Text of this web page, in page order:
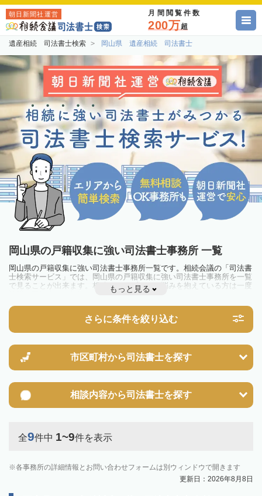
朝日新聞社運営 月間閲覧件数
200万超
遺産相続 司法書士検索 岡山県 遺産相続 司法書士
岡山県の戸籍収集に強い司法書士事務所 一覧
岡山県の戸籍収集に強い司法書士事務所一覧です。相続会議の「司法書
士検索サービス」では、岡山県の戸籍収集に強い司法書士事務所を一覧
で見ることが出来ます。相続のトラブルやお悩みを抱えている方は一度
近隣の司法書士に相談してみましょう。
もっと見る
さらに条件を絞り込む
市区町村から司法書士を探す
相談内容から司法書士を探す
全9件中 1~9件を表示
各事務所の詳細情報とお問い合わせフォームは別ウィンドウで開きます
更新日：2026年8月8日